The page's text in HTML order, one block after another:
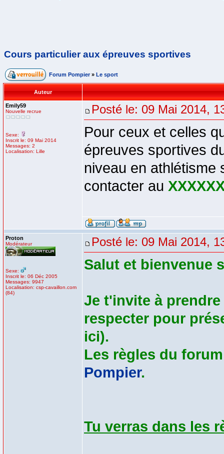
Cours particulier aux épreuves sportives
Forum Pompier » Le sport
Auteur
Emily59
Nouvelle recrue
Sexe:
Inscrit le: 09 Mai 2014
Messages: 2
Localisation: Lille
Posté le: 09 Mai 2014,
Pour ceux et celles
épreuves sportives
niveau en athlétisme
contacter au
Proton
Modérateur
Sexe:
Inscrit le: 06 Déc 2005
Messages: 9947
Localisation: csp-cavaillon.com
(84)
Posté le: 09 Mai 2014,
Salut et bienvenue
Je t'invite à
respecter pour
ici).
Les règles du
Pompier.
Tu verras dans les